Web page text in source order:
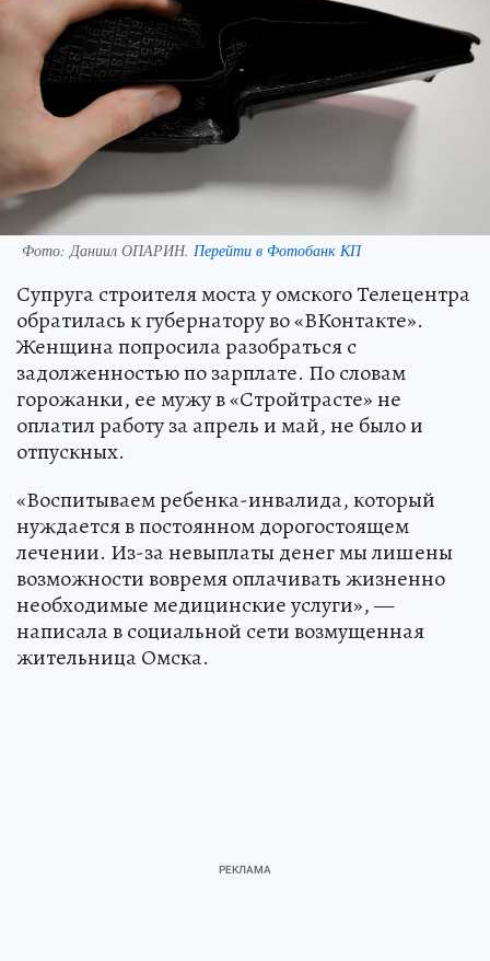
Фото: Даниил ОПАРИН. Перейти в Фотобанк КП
Супруга строителя моста у омского Телецентра
обратилась к губернатору во «ВКонтакте».
Женщина попросила разобраться с
задолженностью по зарплате. По словам
горожанки, ее мужу в «Стройтрасте» не
оплатил работу за апрель и май, не было и
отпускных.
«Воспитываем ребенка-инвалида, который
нуждается в постоянном дорогостоящем
лечении. Из-за невыплаты денег мы лишены
возможности вовремя оплачивать жизненно
необходимые медицинские услуги», —
написала в социальной сети возмущенная
жительница Омска.